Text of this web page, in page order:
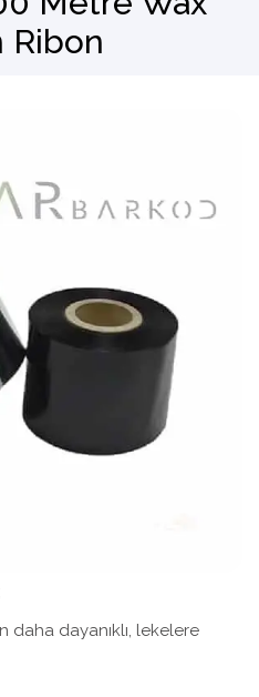
Ribon
daha dayanıklı, lekelere